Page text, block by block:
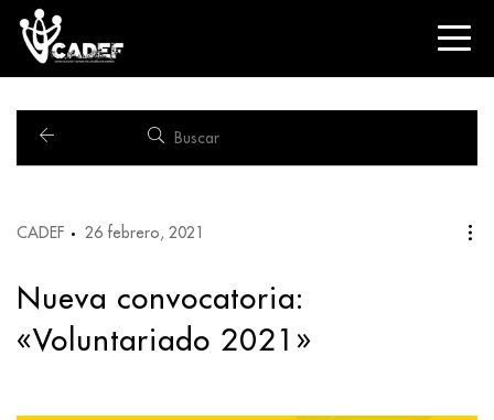
CADEF 26 febrero, 2021
Nueva convocatoria:
«Voluntariado 2021»